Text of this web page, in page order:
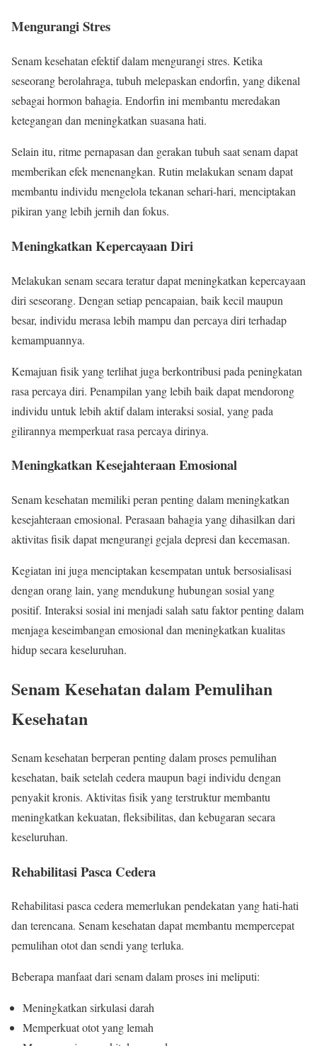
Mengurangi Stres
Senam kesehatan efektif dalam mengurangi stres. Ketika
seseorang berolahraga, tubuh melepaskan endorfin, yang dikenal
sebagai hormon bahagia. Endorfin ini membantu meredakan
ketegangan dan meningkatkan suasana hati.
Selain itu, ritme pernapasan dan gerakan tubuh saat senam dapat
memberikan efek menenangkan. Rutin melakukan senam dapat
membantu individu mengelola tekanan sehari-hari, menciptakan
pikiran yang lebih jernih dan fokus.
Meningkatkan Kepercayaan Diri
Melakukan senam secara teratur dapat meningkatkan kepercayaan
diri seseorang. Dengan setiap pencapaian, baik kecil maupun
besar, individu merasa lebih mampu dan percaya diri terhadap
kemampuannya.
Kemajuan fisik yang terlihat juga berkontribusi pada peningkatan
rasa percaya diri. Penampilan yang lebih baik dapat mendorong
individu untuk lebih aktif dalam interaksi sosial, yang pada
gilirannya memperkuat rasa percaya dirinya.
Meningkatkan Kesejahteraan Emosional
Senam kesehatan memiliki peran penting dalam meningkatkan
kesejahteraan emosional. Perasaan bahagia yang dihasilkan dari
aktivitas fisik dapat mengurangi gejala depresi dan kecemasan.
Kegiatan ini juga menciptakan kesempatan untuk bersosialisasi
dengan orang lain, yang mendukung hubungan sosial yang
positif. Interaksi sosial ini menjadi salah satu faktor penting dalam
menjaga keseimbangan emosional dan meningkatkan kualitas
hidup secara keseluruhan.
Senam Kesehatan dalam Pemulihan
Kesehatan
Senam kesehatan berperan penting dalam proses pemulihan
kesehatan, baik setelah cedera maupun bagi individu dengan
penyakit kronis. Aktivitas fisik yang terstruktur membantu
meningkatkan kekuatan, fleksibilitas, dan kebugaran secara
keseluruhan.
Rehabilitasi Pasca Cedera
Rehabilitasi pasca cedera memerlukan pendekatan yang hati-hati
dan terencana. Senam kesehatan dapat membantu mempercepat
pemulihan otot dan sendi yang terluka.
Beberapa manfaat dari senam dalam proses ini meliputi:
Meningkatkan sirkulasi darah
Memperkuat otot yang lemah